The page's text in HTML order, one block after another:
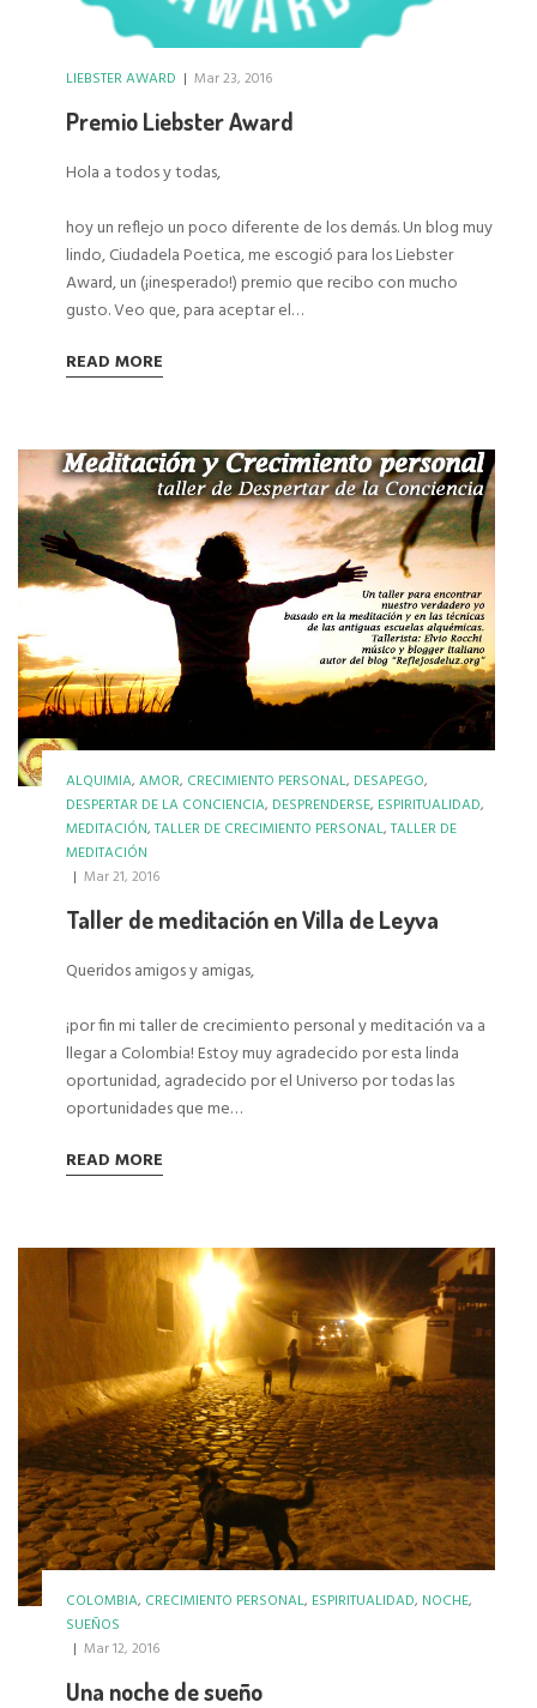
LIEBSTER AWARD | Mar 23, 2016
Premio Liebster Award
Hola a todos y todas,
hoy un reflejo un poco diferente de los demás. Un blog muy
lindo,Ciudadela Poetica, me escogió para los Liebster
Award, un (¡inesperado!) premio que recibo con mucho
gusto. Veo que, para aceptar el…
READ MORE
ALQUIMIA, AMOR, CRECIMIENTO PERSONAL, DESAPEGO,
DESPERTAR DE LA CONCIENCIA, DESPRENDERSE, ESPIRITUALIDAD,
MEDITACIÓN,TALLER DE CRECIMIENTO PERSONAL,TALLER DE
MEDITACIÓN
| Mar 21, 2016
Taller de meditación en Villa de Leyva
Queridos amigos y amigas,
¡por fin mi taller de crecimiento personal y meditación va a
llegar a Colombia! Estoy muy agradecido por esta linda
oportunidad, agradecido por el Universo por todas las
oportunidades que me…
READ MORE
COLOMBIA, CRECIMIENTO PERSONAL, ESPIRITUALIDAD, NOCHE,
SUEÑOS
| Mar 12, 2016
Una noche de sueño